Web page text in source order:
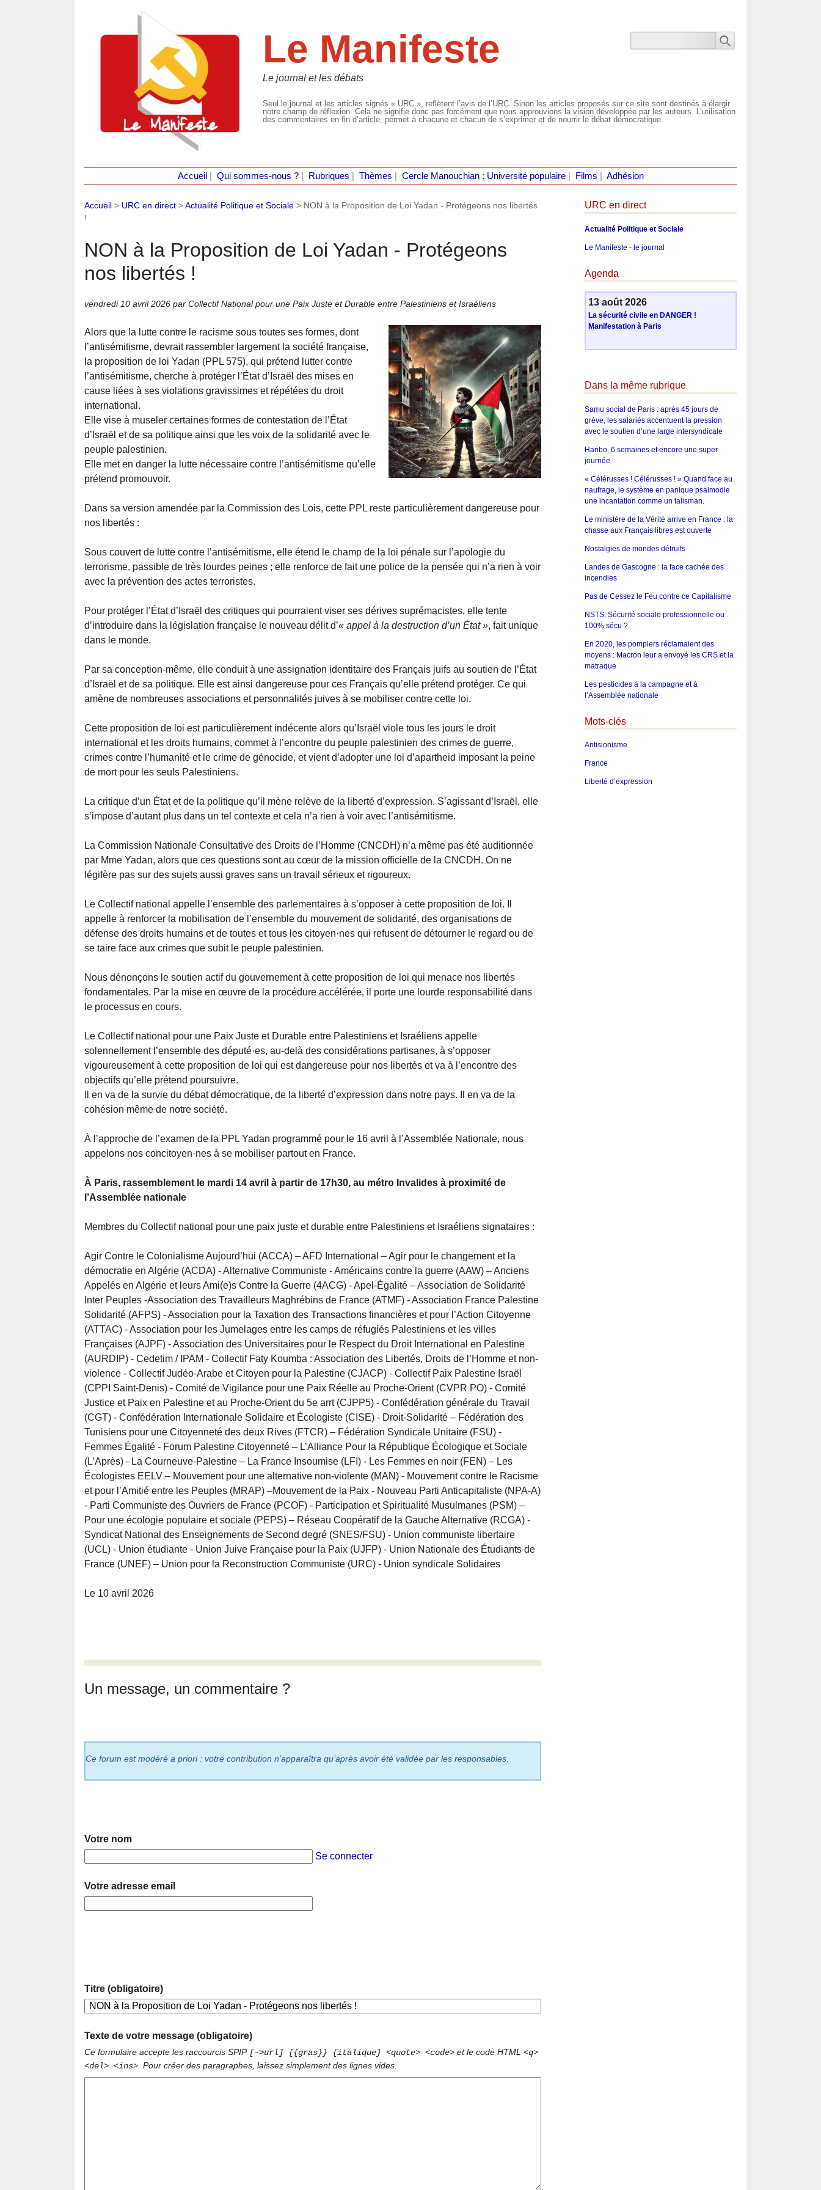
Le Manifeste
Le journal et les débats
Seul le journal et les articles signés « URC », reflètent l’avis de l’URC. Sinon les articles proposés sur ce site sont destinés à élargir
notre champ de réflexion. Cela ne signifie donc pas forcément que nous approuvions la vision développée par les auteurs. L’utilisation
des commentaires en fin d’article, permet à chacune et chacun de s’exprimer et de nourrir le débat démocratique.
Accueil Qui sommes-nous ?| Rubriques Thèmes Cercle Manouchian : Université populaire| Films Adhésion
Accueil > URC en direct >Actualité Politique et Sociale > NON à la Proposition de Loi Yadan - Protégeons nos libertés
!
NON à la Proposition de Loi Yadan - Protégeons
nos libertés !
vendredi 10 avril 2026 par Collectif National pour une Paix Juste et Durable entre Palestiniens et Israéliens
Alors que la lutte contre le racisme sous toutes ses formes, dont
l’antisémitisme, devrait rassembler largement la société française,
la proposition de loi Yadan (PPL 575), qui prétend lutter contre
l’antisémitisme, cherche à protéger l’État d’Israël des mises en
cause liées à ses violations gravissimes et répétées du droit
international.
Elle vise à museler certaines formes de contestation de l’État
d’Israël et de sa politique ainsi que les voix de la solidarité avec le
peuple palestinien.
Elle met en danger la lutte nécessaire contre l’antisémitisme qu’elle
prétend promouvoir.
Dans sa version amendée par la Commission des Lois, cette PPL reste particulièrement dangereuse pour
nos libertés :
Sous couvert de lutte contre l’antisémitisme, elle étend le champ de la loi pénale sur l’apologie du
terrorisme, passible de très lourdes peines ; elle renforce de fait une police de la pensée qui n’a rien à voir
avec la prévention des actes terroristes.
Pour protéger l’État d’Israël des critiques qui pourraient viser ses dérives suprémacistes, elle tente
d’introduire dans la législation française le nouveau délit d’« appel à la destruction d’un État », fait unique
dans le monde.
Par sa conception-même, elle conduit à une assignation identitaire des Français juifs au soutien de l’État
d’Israël et de sa politique. Elle est ainsi dangereuse pour ces Français qu’elle prétend protéger. Ce qui
amène de nombreuses associations et personnalités juives à se mobiliser contre cette loi.
Cette proposition de loi est particulièrement indécente alors qu’Israël viole tous les jours le droit
international et les droits humains, commet à l’encontre du peuple palestinien des crimes de guerre,
crimes contre l’humanité et le crime de génocide, et vient d’adopter une loi d’apartheid imposant la peine
de mort pour les seuls Palestiniens.
La critique d’un État et de la politique qu’il mène relève de la liberté d’expression. S’agissant d’Israël, elle
s’impose d’autant plus dans un tel contexte et cela n’a rien à voir avec l’antisémitisme.
La Commission Nationale Consultative des Droits de l’Homme (CNCDH) n’a même pas été auditionnée
par Mme Yadan, alors que ces questions sont au cœur de la mission officielle de la CNCDH. On ne
légifère pas sur des sujets aussi graves sans un travail sérieux et rigoureux.
Le Collectif national appelle l’ensemble des parlementaires à s’opposer à cette proposition de loi. Il
appelle à renforcer la mobilisation de l’ensemble du mouvement de solidarité, des organisations de
défense des droits humains et de toutes et tous les citoyen·nes qui refusent de détourner le regard ou de
se taire face aux crimes que subit le peuple palestinien.
Nous dénonçons le soutien actif du gouvernement à cette proposition de loi qui menace nos libertés
fondamentales. Par la mise en œuvre de la procédure accélérée, il porte une lourde responsabilité dans
le processus en cours.
Le Collectif national pour une Paix Juste et Durable entre Palestiniens et Israéliens appelle
solennellement l’ensemble des député·es, au-delà des considérations partisanes, à s’opposer
vigoureusement à cette proposition de loi qui est dangereuse pour nos libertés et va à l’encontre des
objectifs qu’elle prétend poursuivre.
Il en va de la survie du débat démocratique, de la liberté d’expression dans notre pays. Il en va de la
cohésion même de notre société.
À l’approche de l’examen de la PPL Yadan programmé pour le 16 avril à l’Assemblée Nationale, nous
appelons nos concitoyen·nes à se mobiliser partout en France.
À Paris, rassemblement le mardi 14 avril à partir de 17h30, au métro Invalides à proximité de
l’Assemblée nationale
Membres du Collectif national pour une paix juste et durable entre Palestiniens et Israéliens signataires :
Agir Contre le Colonialisme Aujourd’hui (ACCA) – AFD International – Agir pour le changement et la
démocratie en Algérie (ACDA) - Alternative Communiste - Américains contre la guerre (AAW) – Anciens
Appelés en Algérie et leurs Ami(e)s Contre la Guerre (4ACG) - Apel-Égalité – Association de Solidarité
Inter Peuples -Association des Travailleurs Maghrébins de France (ATMF) - Association France Palestine
Solidarité (AFPS) - Association pour la Taxation des Transactions financières et pour l’Action Citoyenne
(ATTAC) - Association pour les Jumelages entre les camps de réfugiés Palestiniens et les villes
Françaises (AJPF) - Association des Universitaires pour le Respect du Droit International en Palestine
(AURDIP) - Cedetim / IPAM - Collectif Faty Koumba : Association des Libertés, Droits de l’Homme et non-
violence - Collectif Judéo-Arabe et Citoyen pour la Palestine (CJACP) - Collectif Paix Palestine Israël
(CPPI Saint-Denis) - Comité de Vigilance pour une Paix Réelle au Proche-Orient (CVPR PO) - Comité
Justice et Paix en Palestine et au Proche-Orient du 5e arrt (CJPP5) - Confédération générale du Travail
(CGT) - Confédération Internationale Solidaire et Écologiste (CISE) - Droit-Solidarité – Fédération des
Tunisiens pour une Citoyenneté des deux Rives (FTCR) – Fédération Syndicale Unitaire (FSU) -
Femmes Égalité - Forum Palestine Citoyenneté – L’Alliance Pour la République Écologique et Sociale
(L’Après) - La Courneuve-Palestine – La France Insoumise (LFI) - Les Femmes en noir (FEN) – Les
Écologistes EELV – Mouvement pour une alternative non-violente (MAN) - Mouvement contre le Racisme
et pour l’Amitié entre les Peuples (MRAP) –Mouvement de la Paix - Nouveau Parti Anticapitaliste (NPA-A)
- Parti Communiste des Ouvriers de France (PCOF) - Participation et Spiritualité Musulmanes (PSM) –
Pour une écologie populaire et sociale (PEPS) – Réseau Coopératif de la Gauche Alternative (RCGA) -
Syndicat National des Enseignements de Second degré (SNES/FSU) - Union communiste libertaire
(UCL) - Union étudiante - Union Juive Française pour la Paix (UJFP) - Union Nationale des Étudiants de
France (UNEF) – Union pour la Reconstruction Communiste (URC) - Union syndicale Solidaires
Le 10 avril 2026
Un message, un commentaire ?
Ce forum est modéré a priori : votre contribution n’apparaîtra qu’après avoir été validée par les responsables.
Votre nom
Se connecter
Votre adresse email
Titre (obligatoire)
Texte de votre message (obligatoire)
Ce formulaire accepte les raccourcis SPIP [->url] {{gras}} {italique} <quote> <code> et le code HTML <q>
<del> <ins> . Pour créer des paragraphes, laissez simplement des lignes vides.
URC en direct
Actualité Politique et Sociale
Le Manifeste - le journal
Agenda
13 août 2026
La sécurité civile en DANGER !
Manifestation à Paris
Dans la même rubrique
Samu social de Paris : après 45 jours de
grève, les salariés accentuent la pression
avec le soutien d’une large intersyndicale
Haribo, 6 semaines et encore une super
journée
« Célérusses ! Célérusses ! » Quand face au
naufrage, le système en panique psalmodie
une incantation comme un talisman.
Le ministère de la Vérité arrive en France : la
chasse aux Français libres est ouverte
Nostalgies de mondes détruits
Landes de Gascogne : la face cachée des
incendies
Pas de Cessez le Feu contre ce Capitalisme
NSTS, Sécurité sociale professionnelle ou
100% sécu ?
En 2020, les pompiers réclamaient des
moyens : Macron leur a envoyé les CRS et la
matraque
Les pesticides à la campagne et à
l’Assemblée nationale
Mots-clés
Antisionisme
France
Liberté d’expression